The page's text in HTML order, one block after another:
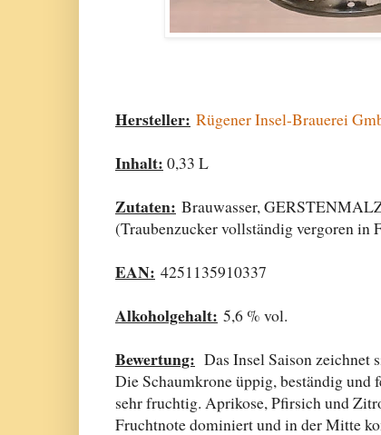
Hersteller: Rügener Insel-Brauerei
Inhalt: 0,33 L
Zutaten: Brauwasser,
(Traubenzucker vollständig vergoren in
EAN: 4251135910337
Alkoholgehalt: 5,6 % vol.
Bewertung: Das Insel Saison zeichnet
Die Schaumkrone üppig, beständig und
sehr fruchtig. Aprikose, Pfirsich und
Fruchtnote dominiert und in der Mitte